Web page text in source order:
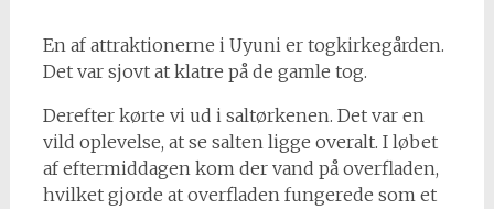
En af attraktionerne i Uyuni er togkirkegården.
Det var sjovt at klatre på de gamle tog.
Derefter kørte vi ud i saltørkenen. Det var en
vild oplevelse, at se salten ligge overalt. I løbet
af eftermiddagen kom der vand på overfladen,
hvilket gjorde at overfladen fungerede som et